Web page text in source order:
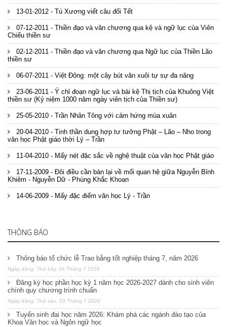
13-01-2012 - Tú Xương viết câu đối Tết
07-12-2011 - Thiền đạo và văn chương qua kệ và ngữ lục của Viên
Chiếu thiền sư
02-12-2011 - Thiền đạo và văn chương qua Ngữ lục của Thiền Lão
thiền sư
06-07-2011 - Việt Đông: một cây bút văn xuôi tự sự đa năng
23-06-2011 - Ý chỉ đoạn ngữ lục và bài kệ Thị tịch của Khuông Việt
thiền sư (Kỷ niệm 1000 năm ngày viên tịch của Thiền sư)
25-05-2010 - Trần Nhân Tông với cảm hứng mùa xuân
20-04-2010 - Tinh thần dung hợp tư tưởng Phật – Lão – Nho trong
văn học Phật giáo thời Lý – Trần
11-04-2010 - Mấy nét đặc sắc về nghệ thuật của văn học Phật giáo
17-11-2009 - Đôi điều cần bàn lại về mối quan hệ giữa Nguyễn Bỉnh
Khiêm - Nguyễn Dữ - Phùng Khắc Khoan
14-06-2009 - Mấy đặc điểm văn học Lý - Trần
THÔNG BÁO
Thông báo tổ chức lễ Trao bằng tốt nghiệp tháng 7, năm 2026
Ngày đăng: Thứ bảy, 04 Tháng 7 2026
Đăng ký học phần học kỳ 1 năm học 2026-2027 dành cho sinh viên
chính quy chương trình chuẩn
Ngày đăng: Thứ sáu, 03 Tháng 7 2026
Tuyển sinh đại học năm 2026: Khám phá các ngành đào tạo của
Khoa Văn học và Ngôn ngữ học